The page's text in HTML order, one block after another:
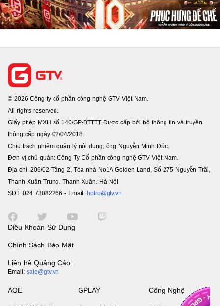
© 2026 Công ty cổ phần công nghệ GTV Việt Nam.
All rights reserved.
Giấy phép MXH số 146/GP-BTTTT Được cấp bởi bộ thông tin và truyền
thông cấp ngày 02/04/2018.
Chịu trách nhiệm quản lý nội dung: ông Nguyễn Minh Đức.
Đơn vị chủ quản: Công Ty Cổ phần công nghệ GTV Việt Nam.
Địa chỉ: 206/02 Tầng 2, Tòa nhà No1A Golden Land, Số 275 Nguyễn Trãi,
Thanh Xuân Trung. Thanh Xuân. Hà Nội
SĐT: 024 73082266 - Email: hotro@gtv.vn
Điều Khoản Sử Dụng
Chính Sách Bảo Mật
Liên hệ Quảng Cáo:
Email: sale@gtv.vn
AOE GPLAY Công Nghệ